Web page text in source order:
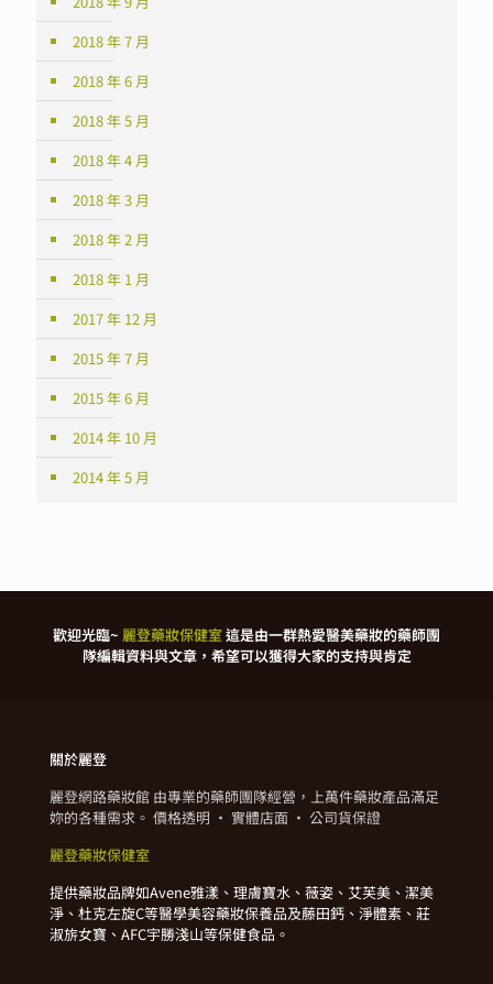
2018 年 7 月
2018 年 6 月
2018 年 5 月
2018 年 4 月
2018 年 3 月
2018 年 2 月
2018 年 1 月
2017 年 12 月
2015 年 7 月
2015 年 6 月
2014 年 10 月
2014 年 5 月
歡迎光臨~ 麗登藥妝保健室這是由一群熱愛醫美藥妝的藥師團
隊編輯資料與文章，希望可以獲得大家的支持與肯定
關於麗登
麗登網路藥妝館 由專業的藥師團隊經營，上萬件藥妝產品滿足
妳的各種需求。 價格透明 · 實體店面 · 公司貨保證
麗登藥妝保健室
提供藥妝品牌如Avene雅漾、理膚寶水、薇姿、艾芙美、潔美
淨、杜克左旋C等醫學美容藥妝保養品及藤田鈣、淨體素、莊
淑旂女寶、AFC宇勝淺山等保健食品。